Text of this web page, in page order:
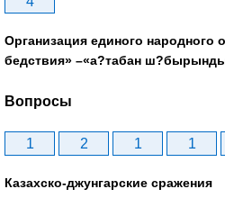
Организация единого народного
бедствия» –«а?табан
Вопросы
1 2 1 1
Казахско-джунгарские сражения